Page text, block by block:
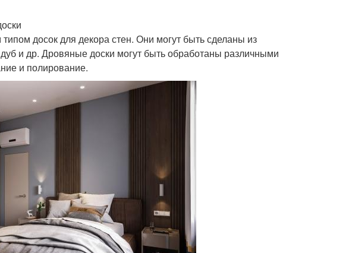
досок для декора стен. Они могут быть сделаны из
и др. Дровяные доски могут быть обработаны различными
и полирование.